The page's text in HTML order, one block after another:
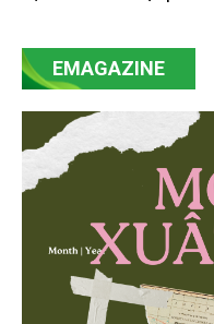
mạnh mẽ, thúc đẩy
minh bạch hóa chuỗi
then chốt là nông
EMAGAZINE